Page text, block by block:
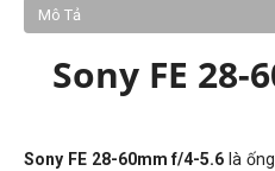
Mô Tả
Sony FE 28-
Sony FE 28-60mm f/4-5.6 là